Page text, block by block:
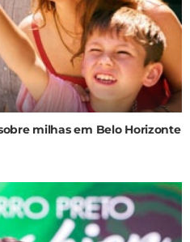
milhas em Belo Horizonte